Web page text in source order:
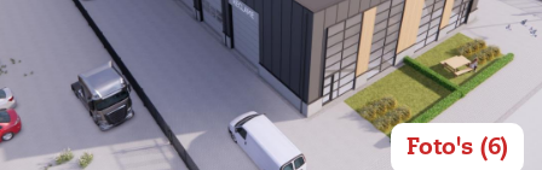
Foto's (6)